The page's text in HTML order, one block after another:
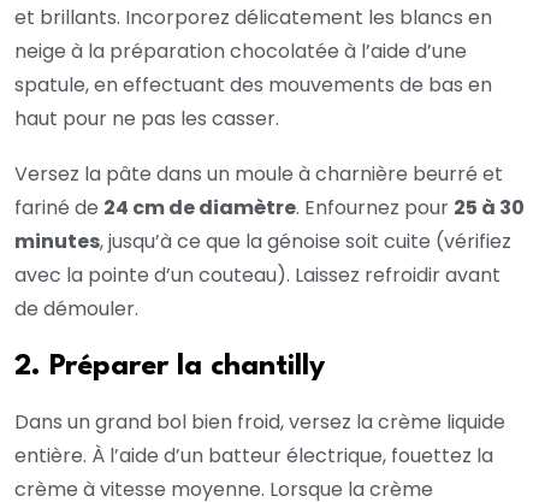
et brillants. Incorporez délicatement les blancs en
neige à la préparation chocolatée à l’aide d’une
spatule, en effectuant des mouvements de bas en
haut pour ne pas les casser.
Versez la pâte dans un moule à charnière beurré et
fariné de 24 cm de diamètre. Enfournez pour 25 à 30
minutes, jusqu’à ce que la génoise soit cuite (vérifiez
avec la pointe d’un couteau). Laissez refroidir avant
de démouler.
2. Préparer la chantilly
Dans un grand bol bien froid, versez la crème liquide
entière. À l’aide d’un batteur électrique, fouettez la
crème à vitesse moyenne. Lorsque la crème